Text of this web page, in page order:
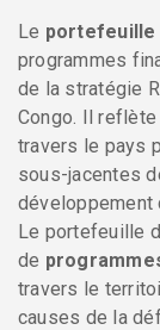
Le portefeuille
programmes
de la stratégie
Congo. Il
travers le pays
sous-jacentes
développement
Le portefeuille
de
travers le
causes de la